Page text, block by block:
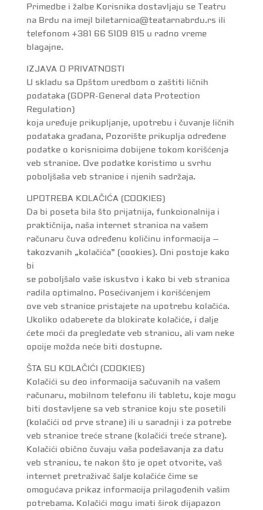
Primedbe i žalbe Korisnika dostavljaju se Teatru
na Brdu na imejl biletarnica@teatarnabrdu.rs ili
telefonom +381 66 5109 815 u radno vreme
blagajne.
IZJAVA O PRIVATNOSTI
U skladu sa Opštom uredbom o zaštiti ličnih
podataka (GDPR-General data Protection
Regulation)
koja uređuje prikupljanje, upotrebu i čuvanje ličnih
podataka građana, Pozorište prikuplja određene
podatke o korisnicima dobijene tokom korišćenja
veb stranice. Ove podatke koristimo u svrhu
poboljšaša veb stranice i njenih sadržaja.
UPOTREBA KOLAČIĆA (COOKIES)
Da bi poseta bila što prijatnija, funkcionalnija i
praktičnija, naša internet stranica na vašem
računaru čuva određenu količinu informacija –
takozvanih „kolačića” (cookies). Oni postoje kako
bi
se poboljšalo vaše iskustvo i kako bi veb stranica
radila optimalno. Posećivanjem i korišćenjem
ove veb stranice pristajete na upotrebu kolačića.
Ukoliko odaberete da blokirate kolačiće, i dalje
ćete moći da pregledate veb stranicu, ali vam neke
opcije možda neće biti dostupne.
ŠTA SU KOLAČIĆI (COOKIES)
Kolačići su deo informacija sačuvanih na vašem
računaru, mobilnom telefonu ili tabletu, koje mogu
biti dostavljene sa veb stranice koju ste posetili
(kolačići od prve strane) ili u saradnji i za potrebe
veb stranice treće strane (kolačići treće strane).
Kolačići obično čuvaju vaša podešavanja za datu
veb stranicu, te nakon što je opet otvorite, vaš
internet pretraživač šalje kolačiće čime se
omogućava prikaz informacija prilagođenih vašim
potrebama. Kolačići mogu imati širok dijapazon